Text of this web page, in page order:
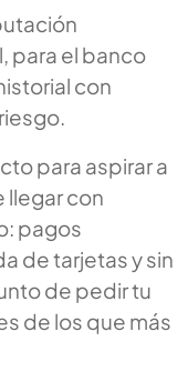
para el banco
con
para aspirar a
llegar con
pagos
de tarjetas y sin
de pedir tu
de los que más